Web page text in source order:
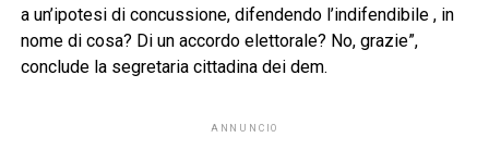
a un’ipotesi di concussione, difendendo l’indifendibile , in
nome di cosa? Di un accordo elettorale? No, grazie”,
conclude la segretaria cittadina dei dem.
ANNUNCIO